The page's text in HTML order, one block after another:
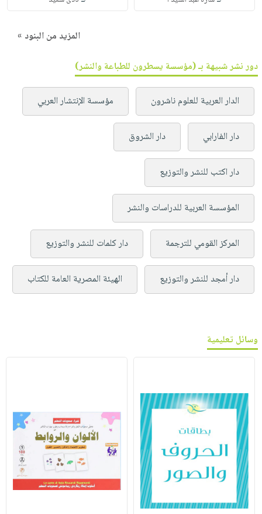
المزيد من البنود »
دور نشر شبيهة بـ (مؤسسة يسطرون للطباعة والنشر)
الدار العربية للعلوم ناشرون مؤسسة الإنتشار العربي
دار الفارابي دار الشروق
دار اكتب للنشر والتوزيع
المؤسسة العربية للدراسات والنشر
المركز القومي للترجمة دار كلمات للنشر والتوزيع
دار أمجد للنشر والتوزيع الهيئة المصرية العامة للكتاب
وسائل تعليمية